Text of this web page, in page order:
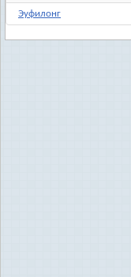
Эуфилонг